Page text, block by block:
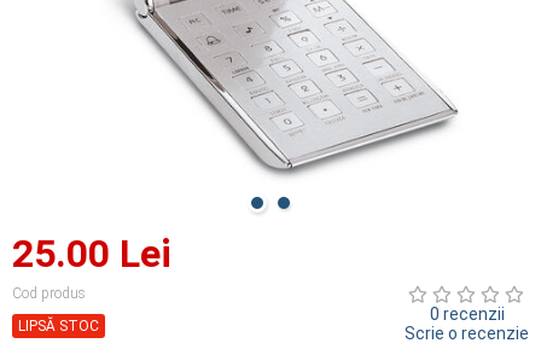
25.00 Lei
Cod produs
LIPSĂ STOC
0 recenzii
Scrie o recenzie